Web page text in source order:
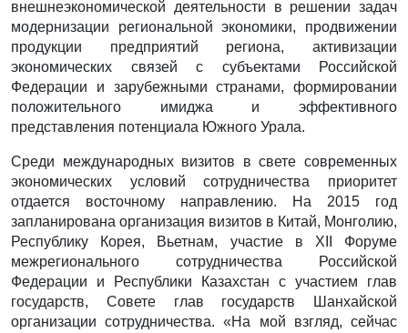
внешнеэкономической деятельности в решении задач
модернизации региональной экономики, продвижении
продукции предприятий региона, активизации
экономических связей с субъектами Российской
Федерации и зарубежными странами, формировании
положительного имиджа и эффективного
представления потенциала Южного Урала.
Среди международных визитов в свете современных
экономических условий сотрудничества приоритет
отдается восточному направлению. На 2015 год
запланирована организация визитов в Китай, Монголию,
Республику Корея, Вьетнам, участие в XII Форуме
межрегионального сотрудничества Российской
Федерации и Республики Казахстан с участием глав
государств, Совете глав государств Шанхайской
организации сотрудничества. «На мой взгляд, сейчас